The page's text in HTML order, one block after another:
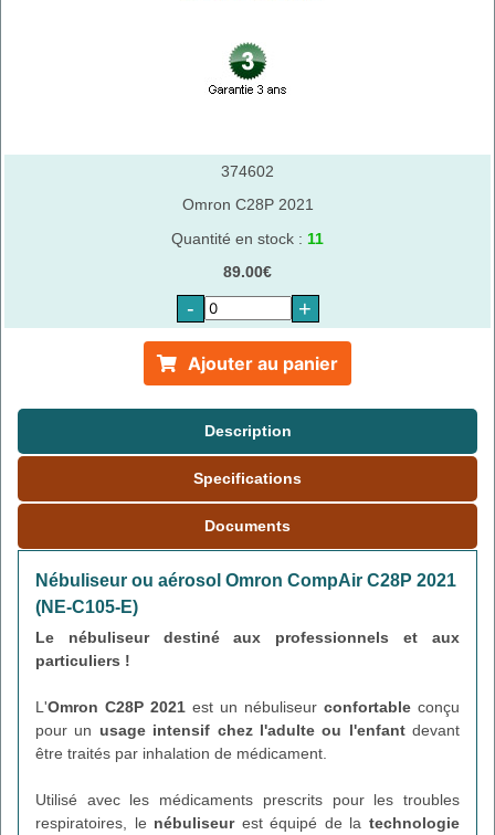
374602
Omron C28P 2021
Quantité en stock : 11
89.00€
- +
Ajouter au panier
Description
Specifications
Documents
Nébuliseur ou aérosol Omron CompAir C28P 2021
(NE-C105-E)
Le nébuliseur destiné aux professionnels et aux
particuliers !
L'Omron C28P 2021 est un nébuliseur confortable conçu
pour un usage intensif chez l'adulte ou l'enfantdevant
être traités par inhalation de médicament.
Utilisé avec les médicaments prescrits pour les troubles
respiratoires, le nébuliseurest équipé de latechnologie